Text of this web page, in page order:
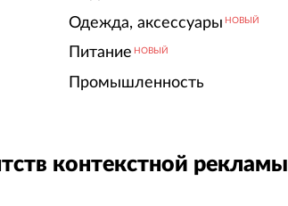
Одежда, аксессуары НОВЫЙ
Питание НОВЫЙ
Промышленность
контекстной рекламы